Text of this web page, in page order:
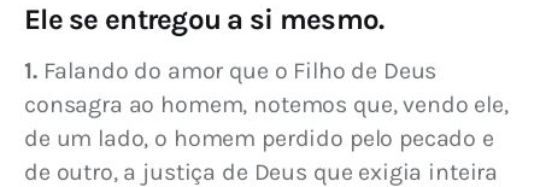
Ele se entregou a si mesmo.
1. Falando do amor que o Filho de Deus
consagra ao homem, notemos que, vendo ele,
de um lado, o homem perdido pelo pecado e
de outro, a justiça de Deus que exigia inteira